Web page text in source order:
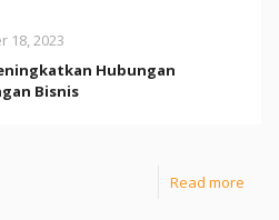
18, 2023
Hubungan
Bisnis
Read more